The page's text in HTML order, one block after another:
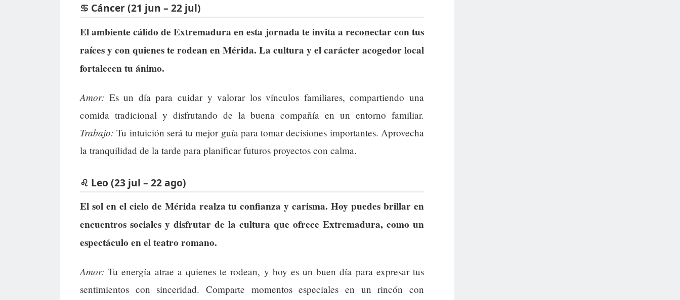
♋ Cáncer (21 jun – 22 jul)
El ambiente cálido de Extremadura en esta jornada te invita a reconectar con tus
raíces y con quienes te rodean en Mérida. La cultura y el carácter acogedor local
fortalecen tu ánimo.
Amor: Es un día para cuidar y valorar los vínculos familiares, compartiendo una
comida tradicional y disfrutando de la buena compañía en un entorno familiar.
Trabajo: Tu intuición será tu mejor guía para tomar decisiones importantes. Aprovecha
la tranquilidad de la tarde para planificar futuros proyectos con calma.
♌ Leo (23 jul – 22 ago)
El sol en el cielo de Mérida realza tu confianza y carisma. Hoy puedes brillar en
encuentros sociales y disfrutar de la cultura que ofrece Extremadura, como un
espectáculo en el teatro romano.
Amor: Tu energía atrae a quienes te rodean, y hoy es un buen día para expresar tus
sentimientos con sinceridad. Comparte momentos especiales en un rincón con